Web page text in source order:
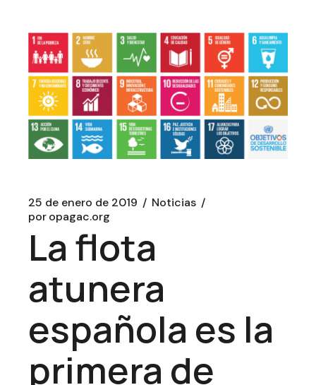
25 de enero de 2019
Noticias
poropagac.org
La flota
atunera
española es la
primera de